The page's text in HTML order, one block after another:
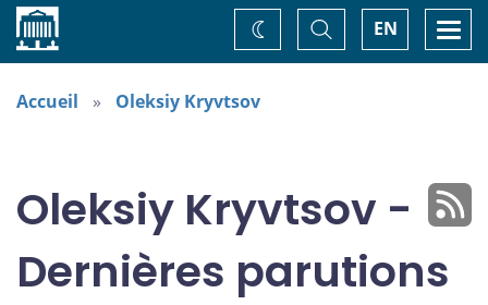
Accueil EN
Basculer
la
recherche
Changez
de
Accueil Oleksiy Kryvtsov
Oleksiy Kryvtsov -
Dernières parutions